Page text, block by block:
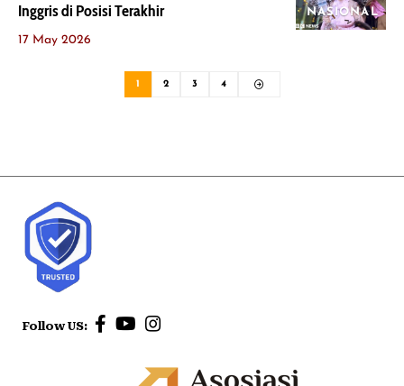
NASIONAL
Inggris di Posisi Terakhir
17 May 2026
1 2 3 4
Follow US: